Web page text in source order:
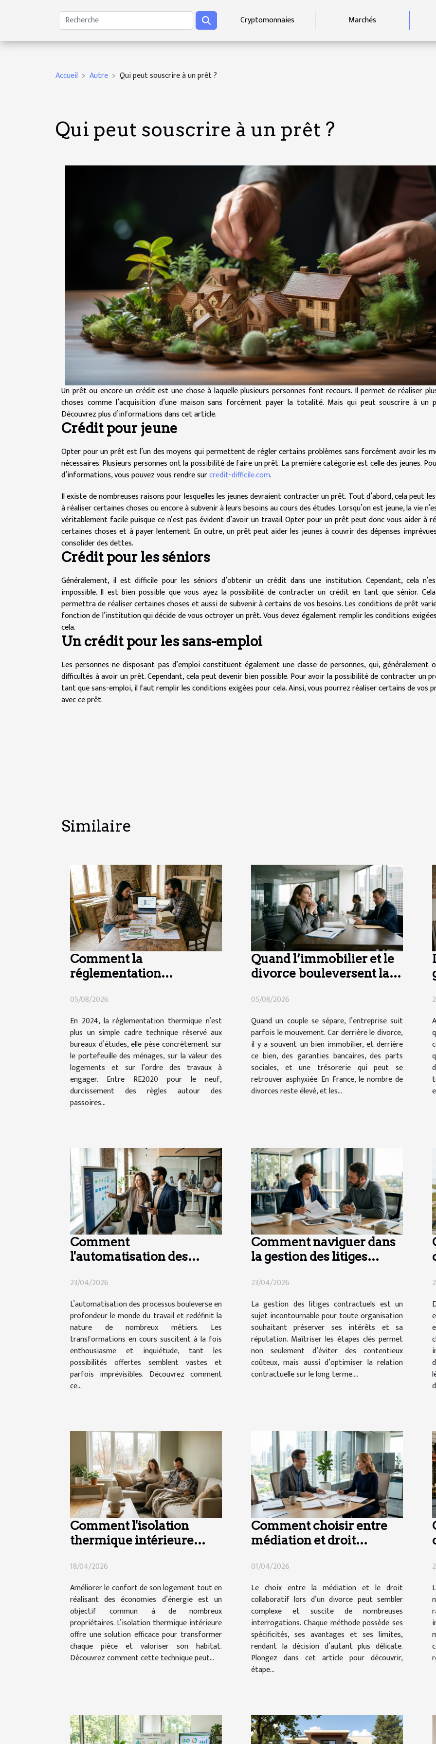
Cryptomonnaies Marchés
Accueil Autre Qui peut souscrire à un prêt ?
Qui peut souscrire à un prêt ?
Un prêt ou encore un crédit est une chose à laquelle plusieurs personnes font recours. Il permet de réaliser
choses comme l’acquisition d’une maison sans forcément payer la totalité. Mais qui peut souscrire à un
Découvrez plus d’informations dans cet article.
Crédit pour jeune
Opter pour un prêt est l’un des moyens qui permettent de régler certains problèmes sans forcément avoir les
nécessaires. Plusieurs personnes ont la possibilité de faire un prêt. La première catégorie est celle des jeunes.
d’informations, vous pouvez vous rendre surcredit-difficile.com.
Il existe de nombreuses raisons pour lesquelles les jeunes devraient contracter un prêt. Tout d’abord, cela peut
à réaliser certaines choses ou encore à subvenir à leurs besoins au cours des études. Lorsqu’on est jeune, la vie
véritablement facile puisque ce n’est pas évident d’avoir un travail. Opter pour un prêt peut donc vous aider à
certaines choses et à payer lentement. En outre, un prêt peut aider les jeunes à couvrir des dépenses
consolider des dettes.
Crédit pour les séniors
Généralement, il est difficile pour les séniors d’obtenir un crédit dans une institution. Cependant, cela
impossible. Il est bien possible que vous ayez la possibilité de contracter un crédit en tant que sénior.
permettra de réaliser certaines choses et aussi de subvenir à certains de vos besoins. Les conditions de prêt
fonction de l’institution qui décide de vous octroyer un prêt. Vous devez également remplir les conditions
cela.
Un crédit pour les sans-emploi
Les personnes ne disposant pas d’emploi constituent également une classe de personnes, qui, généralement
difficultés à avoir un prêt. Cependant, cela peut devenir bien possible. Pour avoir la possibilité de contracter un
tant que sans-emploi, il faut remplir les conditions exigées pour cela. Ainsi, vous pourrez réaliser certains de vos
avec ce prêt.
Similaire
Comment la
réglementation
choix de travaux en 2024
05/08/2026
En 2024, la réglementation thermique n’est
plus un simple cadre technique réservé aux
bureaux d’études, elle pèse concrètement sur
le portefeuille des ménages, sur la valeur des
logements et sur l’ordre des travaux à
engager. Entre RE2020 pour le neuf,
durcissement des règles autour des
passoires...
Quand l’immobilier et le
divorce bouleversent la
05/08/2026
Quand un couple se sépare, l’entreprise suit
parfois le mouvement. Car derrière le divorce,
il y a souvent un bien immobilier, et derrière
ce bien, des garanties bancaires, des parts
sociales, et une trésorerie qui peut se
retrouver asphyxiée. En France, le nombre de
divorces reste élevé, et les...
Comment
l'automatisation des
elle le secteur de l'emploi
?
23/04/2026
L’automatisation des processus bouleverse en
profondeur le monde du travail et redéfinit la
nature de nombreux métiers. Les
transformations en cours suscitent à la fois
enthousiasme et inquiétude, tant les
possibilités offertes semblent vastes et
parfois imprévisibles. Découvrez comment
ce...
Comment naviguer dans
la gestion des litiges
23/04/2026
La gestion des litiges contractuels est un
sujet incontournable pour toute organisation
souhaitant préserver ses intérêts et sa
réputation. Maîtriser les étapes clés permet
non seulement d’éviter des contentieux
coûteux, mais aussi d’optimiser la relation
contractuelle sur le long terme....
Comment l'isolation
thermique intérieure
votre maison ?
18/04/2026
Améliorer le confort de son logement tout en
réalisant des économies d’énergie est un
objectif commun à de nombreux
propriétaires. L’isolation thermique intérieure
offre une solution efficace pour transformer
chaque pièce et valoriser son habitat.
Découvrez comment cette technique peut...
Comment choisir entre
médiation et droit
divorce ?
01/04/2026
Le choix entre la médiation et le droit
collaboratif lors d’un divorce peut sembler
complexe et suscite de nombreuses
interrogations. Chaque méthode possède ses
spécificités, ses avantages et ses limites,
rendant la décision d’autant plus délicate.
Plongez dans cet article pour découvrir,
étape...